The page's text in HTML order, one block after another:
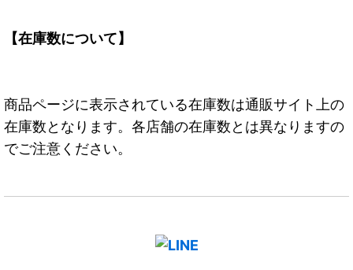
【在庫数について】
商品ページに表示されている在庫数は通販サイト上の
在庫数となります。各店舗の在庫数とは異なりますの
でご注意ください。